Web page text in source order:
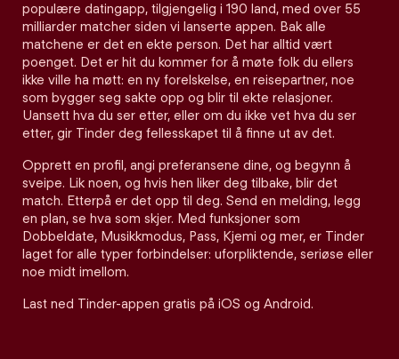
populære datingapp, tilgjengelig i 190 land, med over 55
milliarder matcher siden vi lanserte appen. Bak alle
matchene er det en ekte person. Det har alltid vært
poenget. Det er hit du kommer for å møte folk du ellers
ikke ville ha møtt: en ny forelskelse, en reisepartner, noe
som bygger seg sakte opp og blir til ekte relasjoner.
Uansett hva du ser etter, eller om du ikke vet hva du ser
etter, gir Tinder deg fellesskapet til å finne ut av det.
Opprett en profil, angi preferansene dine, og begynn å
sveipe. Lik noen, og hvis hen liker deg tilbake, blir det
match. Etterpå er det opp til deg. Send en melding, legg
en plan, se hva som skjer. Med funksjoner som
Dobbeldate, Musikkmodus, Pass, Kjemi og mer, er Tinder
laget for alle typer forbindelser: uforpliktende, seriøse eller
noe midt imellom.
Last ned Tinder-appen gratis på iOS og Android.